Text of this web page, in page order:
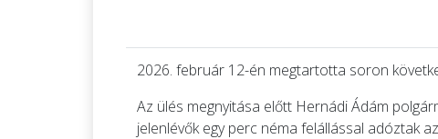
2026. február 12-én megtartotta soron
Az ülés megnyitása előtt Hernádi Ádám
jelenlévők egy perc néma felállással adóztak